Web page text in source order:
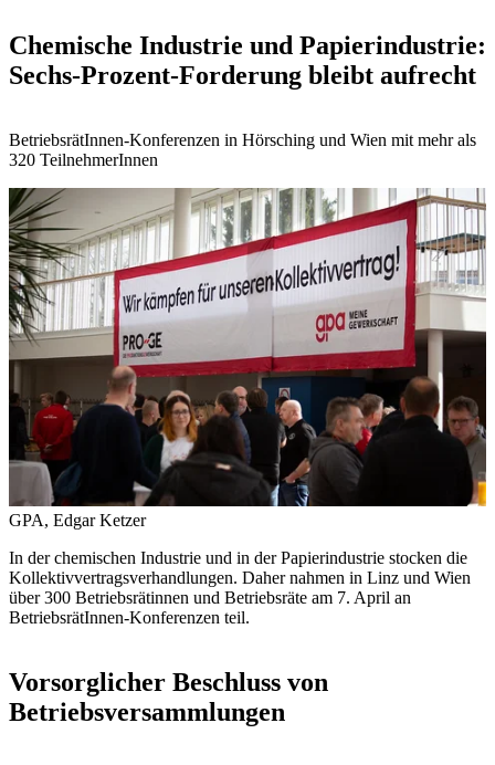
Chemische Industrie und Papierindustrie:
Sechs-Prozent-Forderung bleibt aufrecht
BetriebsrätInnen-Konferenzen in Hörsching und Wien mit mehr als
320 TeilnehmerInnen
GPA, Edgar Ketzer
In der chemischen Industrie und in der Papierindustrie stocken die
Kollektivvertragsverhandlungen. Daher nahmen in Linz und Wien
über 300 Betriebsrätinnen und Betriebsräte am 7. April an
BetriebsrätInnen-Konferenzen teil.
Vorsorglicher Beschluss von
Betriebsversammlungen